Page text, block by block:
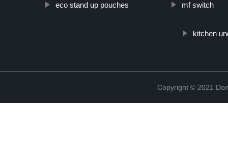
eco stand up pouches mf switch
kitchen
Copyright © 2021